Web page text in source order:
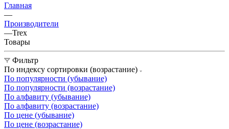
Главная
—
Производители
—Trex
Товары
Фильтр
По индексу сортировки (возрастание)
По популярности (убывание)
По популярности (возрастание)
По алфавиту (убывание)
По алфавиту (возрастание)
По цене (убывание)
По цене (возрастание)